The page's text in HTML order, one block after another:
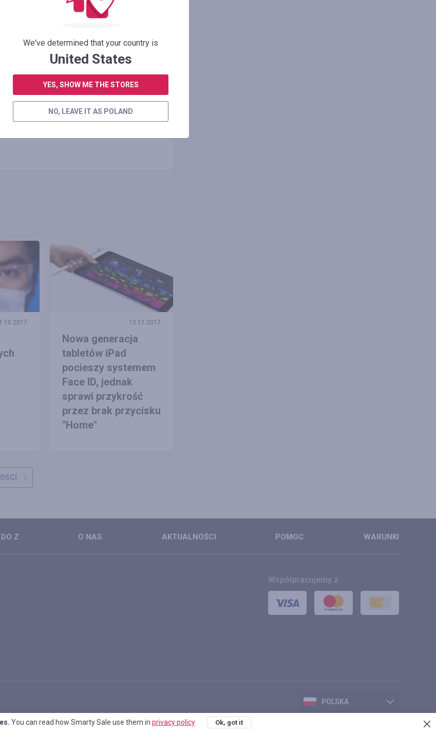
Kopiuj link
13.11.2017
Nowa generacja
tabletów iPad
pocieszy systemem
Face ID, jednak
sprawi przykrość
przez brak przycisku
"Home"
Z O NAS AKTUALNOŚCI POMOC WARUNKI
Współpracujemy z
POLSKA
You can read how Smarty Sale use them in privacy policy Ok, got it
We've determined that your country is
United States
YES, SHOW ME THE STORES
NO, LEAVE IT AS POLAND